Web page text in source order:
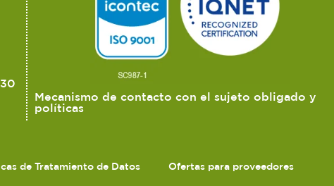
Mecanismo de contacto con el sujeto obligado y
políticas
de Tratamiento de Datos
Ofertas para proveedores